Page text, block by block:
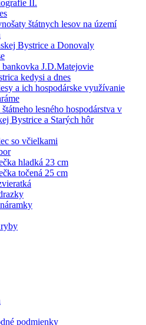
II.
štátnych lesov na území
Bystrice a Donovaly
bankovka J.D.Matejovie
kedysi a dnes
a ich hospodárske využívanie
lesného hospodárstva v
Bystrice a Starých hôr
so včielkami
hladká 23 cm
točená 25 cm
podmienky